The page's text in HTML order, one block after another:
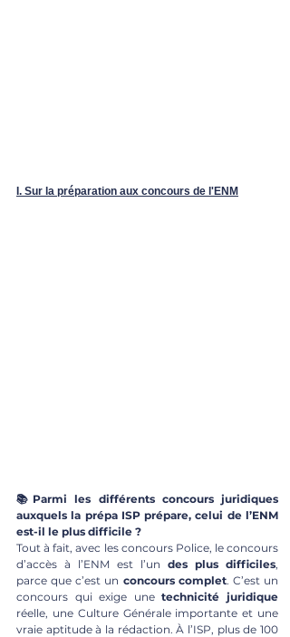
I. Sur la préparation aux concours de l'ENM
📚Parmi les différents concours juridiques
auxquels la prépa ISP prépare, celui de l’ENM
est-il le plus difficile ?
Tout à fait, avec les concours Police, le concours
d’accès à l’ENM est l’un des plus difficiles,
parce que c’est un concours complet. C’est un
concours qui exige une technicité juridique
réelle, une Culture Générale importante et une
vraie aptitude à la rédaction. À l’ISP, plus de 100